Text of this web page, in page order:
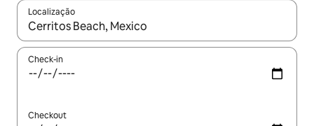
Localização
Quando os resultados estiverem disponíveis, explore-os
Check-in
Checkout